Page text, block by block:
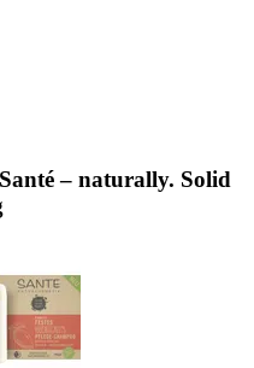
– naturally. Solid